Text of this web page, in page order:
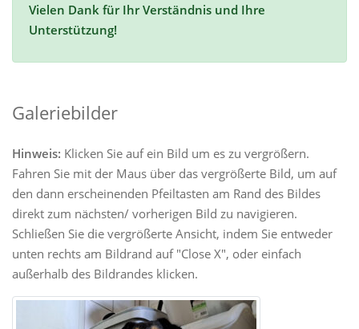
Vielen Dank für Ihr Verständnis und Ihre
Unterstützung!
Galeriebilder
Hinweis: Klicken Sie auf ein Bild um es zu vergrößern.
Fahren Sie mit der Maus über das vergrößerte Bild, um auf
den dann erscheinenden Pfeiltasten am Rand des Bildes
direkt zum nächsten/ vorherigen Bild zu navigieren.
Schließen Sie die vergrößerte Ansicht, indem Sie entweder
unten rechts am Bildrand auf "Close X", oder einfach
außerhalb des Bildrandes klicken.